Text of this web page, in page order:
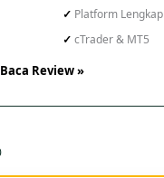
Platform Lengkap
cTrader & MT5
Baca Review »